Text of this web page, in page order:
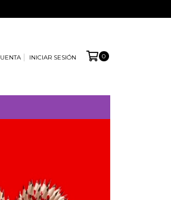
INICIAR SESIÓN 0